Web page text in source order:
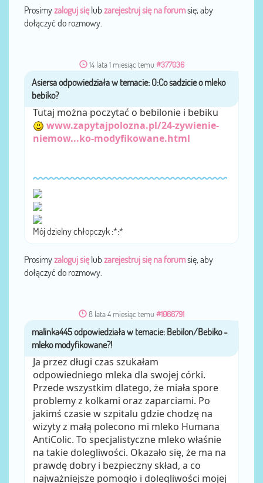
Prosimyzaloguj sięlub zarejestruj się na forumsię, aby
dołączyć do rozmowy.
14 lata 1 miesiąc temu #377036
przezAsiersa
Tutaj można poczytać o bebilonie i bebiku
www.zapytajpolozna.pl/24-zywienie-
niemow...ko-modyfikowane.html
Mój dzielny chłopczyk :*:*
Prosimyzaloguj sięlub zarejestruj się na forumsię, aby
dołączyć do rozmowy.
8 lata 4 miesiąc temu #1066791
przezmalinka445
Ja przez długi czas szukałam
odpowiedniego mleka dla swojej córki.
Przede wszystkim dlatego, że miała spore
problemy z kolkami oraz zaparciami. Po
jakimś czasie w szpitalu gdzie chodzę na
wizyty z małą polecono mi mleko Humana
AntiColic. To specjalistyczne mleko właśnie
na takie dolegliwości. Okazało się, że ma na
prawdę dobry i bezpieczny skład, a co
najważniejsze pomogło i dolegliwości mojej